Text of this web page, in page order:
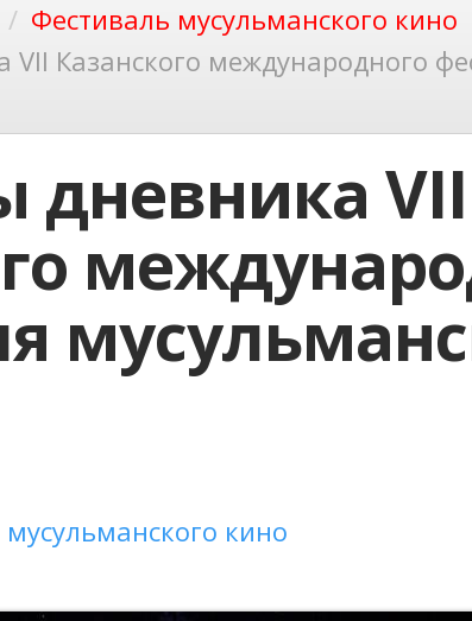
Фестиваль мусульманского кино
Казанского международного
дневника VII
кино